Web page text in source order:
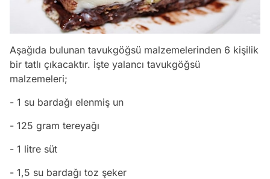
Aşağıda bulunan tavukgöğsü malzemelerinden 6 kişilik
bir tatlı çıkacaktır. İşte yalancı tavukgöğsü
malzemeleri;
- 1 su bardağı elenmiş un
- 125 gram tereyağı
- 1 litre süt
- 1,5 su bardağı toz şeker